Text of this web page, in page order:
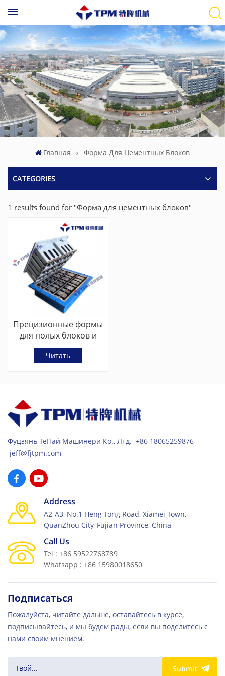
Главная Форма Для Цементных Блоков
CATEGORIES
1 results found for "Форма для цементных блоков"
Прецизионные формы
для полых блоков и
каменной кладки для
формования бетонных
Читать
Фуцзянь ТеПай Машинери Ко., Лтд. +86 18065259876
jeff@fjtpm.com
Address
A2-A3, No.1 Heng Tong Road, Xiamei Town,
QuanZhou City, Fujian Province, China
Call Us
Tel : +86 59522768789
Whatsapp : +86 15980018650
Подписаться
Пожалуйста, читайте дальше, оставайтесь в курсе,
подписывайтесь, и мы будем рады, если вы поделитесь с
нами своим мнением.
Submit